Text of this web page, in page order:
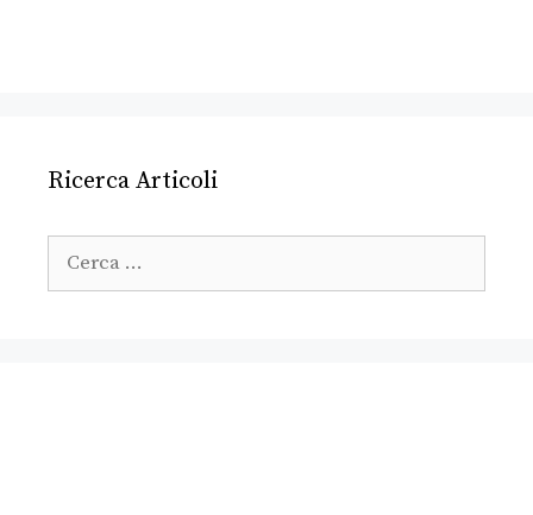
Ricerca Articoli